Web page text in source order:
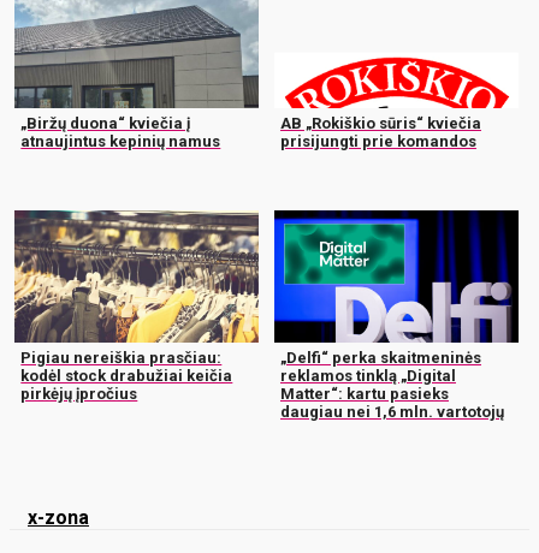
„Biržų duona“ kviečia į
atnaujintus kepinių namus
AB „Rokiškio sūris“ kviečia
prisijungti prie komandos
Pigiau nereiškia prasčiau:
kodėl stock drabužiai keičia
pirkėjų įpročius
„Delfi“ perka skaitmeninės
reklamos tinklą „Digital
Matter“: kartu pasieks
daugiau nei 1,6 mln. vartotojų
x-zona